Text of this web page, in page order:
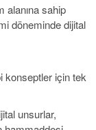
alanına sahip
döneminde dijital
konseptler için tek
unsurlar,